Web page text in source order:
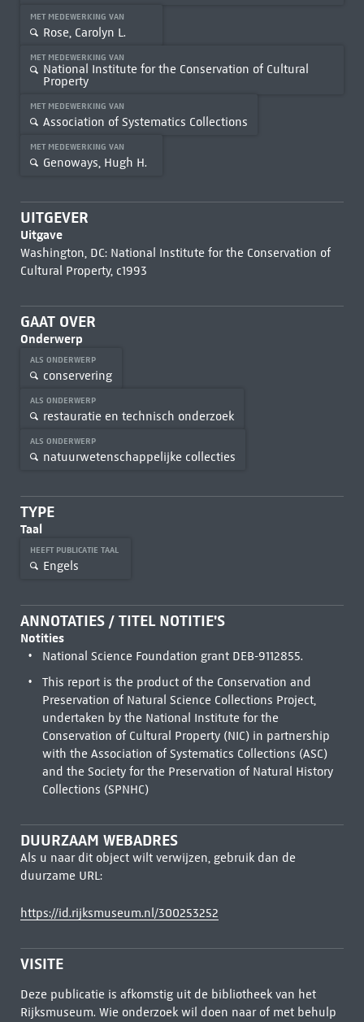
MET MEDEWERKING VAN
Rose, Carolyn L.
MET MEDEWERKING VAN
National Institute for the Conservation of Cultural
Property
MET MEDEWERKING VAN
Association of Systematics Collections
MET MEDEWERKING VAN
Genoways, Hugh H.
UITGEVER
Uitgave
Washington, DC: National Institute for the Conservation of
Cultural Property, c1993
GAAT OVER
Onderwerp
ALS ONDERWERP
conservering
ALS ONDERWERP
restauratie en technisch onderzoek
ALS ONDERWERP
natuurwetenschappelijke collecties
TYPE
Taal
HEEFT PUBLICATIE TAAL
Engels
ANNOTATIES / TITEL NOTITIE'S
Notities
National Science Foundation grant DEB-9112855.
This report is the product of the Conservation and
Preservation of Natural Science Collections Project,
undertaken by the National Institute for the
Conservation of Cultural Property (NIC) in partnership
with the Association of Systematics Collections (ASC)
and the Society for the Preservation of Natural History
Collections (SPNHC)
DUURZAAM WEBADRES
Als u naar dit object wilt verwijzen, gebruik dan de
duurzame URL:
https://id.rijksmuseum.nl/300253252
VISITE
Deze publicatie is afkomstig uit de bibliotheek van het
Rijksmuseum. Wie onderzoek wil doen naar of met behulp